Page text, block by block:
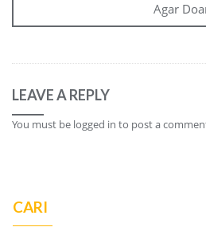
Agar
LEAVE A REPLY
You must be logged in to post a
CARI